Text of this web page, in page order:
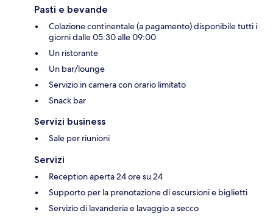
Pasti e bevande
Colazione continentale (a pagamento) disponibile tutti i
giorni dalle 05:30 alle 09:00
Un ristorante
Un bar/lounge
Servizio in camera con orario limitato
Snack bar
Servizi business
Sale per riunioni
Servizi
Reception aperta 24 ore su 24
Supporto per la prenotazione di escursioni e biglietti
Servizio di lavanderia e lavaggio a secco